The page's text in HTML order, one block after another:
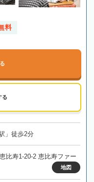
料
る
」徒歩2分
比寿1-20-2 恵比寿ファー
地図